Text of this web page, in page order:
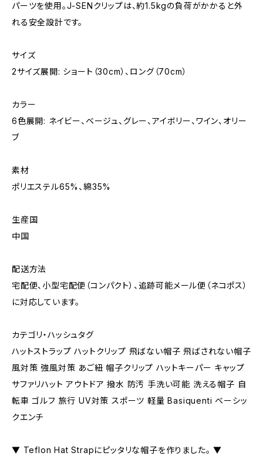
パーツを使用。J-SENクリップは、約1.5kgの負荷がかかると外
れる安全設計です。
サイズ
2サイズ展開: ショート（30cm）、ロング（70cm）
カラー
6色展開: ネイビー、ベージュ、グレー、アイボリー、ワイン、オリー
ブ
素材
ポリエステル65%、綿35%
生産国
中国
配送方法
宅配便、小型宅配便（コンパクト）、追跡可能メール便（ネコポス）
に対応しています。
カテゴリ・ハッシュタグ
ハットストラップ ハットクリップ 飛ばない帽子 飛ばされない帽子
風対策 強風対策 あご紐 帽子クリップ ハットキーパー キャップ
サファリハット アウトドア 撥水 防汚 手洗い可能 洗える帽子 自
転車 ゴルフ 旅行 UV対策 スポーツ 軽量 Basiquenti ベーシッ
クエンチ
▼ Teflon Hat Strapにピッタリな帽子を作りました。 ▼